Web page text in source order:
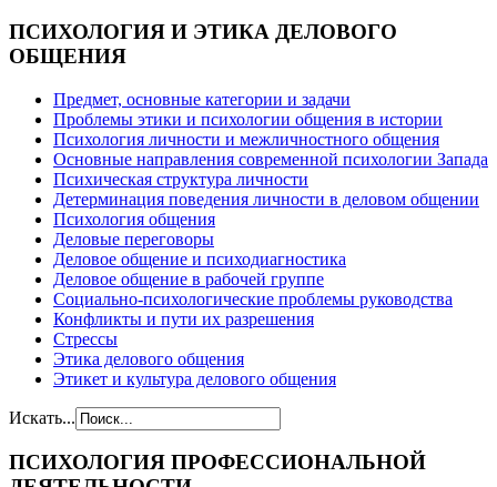
ПСИХОЛОГИЯ И ЭТИКА ДЕЛОВОГО
ОБЩЕНИЯ
Предмет, основные категории и задачи
Проблемы этики и психологии общения в истории
Психология личности и межличностного общения
Основные направления современной психологии Запада
Психическая структура личности
Детерминация поведения личности в деловом общении
Психология общения
Деловые переговоры
Деловое общение и психодиагностика
Деловое общение в рабочей группе
Cоциально-психологические проблемы руководства
Конфликты и пути их разрешения
Стрессы
Этика делового общения
Этикет и культура делового общения
Искать...
ПСИХОЛОГИЯ ПРОФЕССИОНАЛЬНОЙ